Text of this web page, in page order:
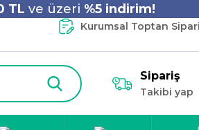
TL ve üzeri %5 indirim!
Kurumsal Toptan
Sipariş
Takibi yap